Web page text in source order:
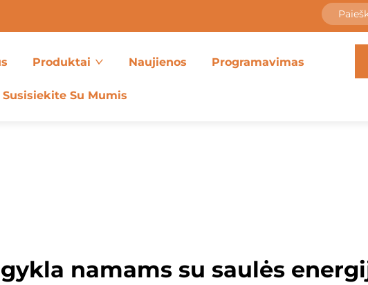
Produktai Naujienos Programavimas
Susisiekite Su Mumis
namams su saulės